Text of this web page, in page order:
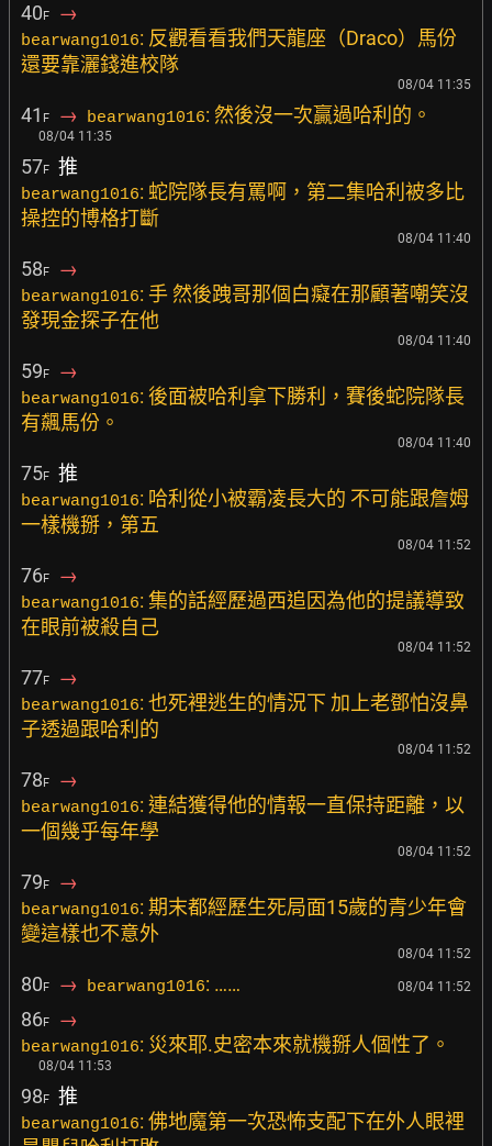
40F →
bearwang1016: 反觀看看我們天龍座（Draco）馬份
還要靠灑錢進校隊
08/04 11:35
41 F → bearwang1016: 然後沒一次贏過哈利的。
08/04 11:35
57F 推
bearwang1016: 蛇院隊長有罵啊，第二集哈利被多比
操控的博格打斷
08/04 11:40
58F →
bearwang1016: 手 然後跩哥那個白癡在那顧著嘲笑沒
發現金探子在他
08/04 11:40
59F →
bearwang1016: 後面被哈利拿下勝利，賽後蛇院隊長
有飆馬份。
08/04 11:40
75F 推
bearwang1016: 哈利從小被霸凌長大的 不可能跟詹姆
一樣機掰，第五
08/04 11:52
76F →
bearwang1016: 集的話經歷過西追因為他的提議導致
在眼前被殺自己
08/04 11:52
77F →
bearwang1016: 也死裡逃生的情況下 加上老鄧怕沒鼻
子透過跟哈利的
08/04 11:52
78F →
bearwang1016: 連結獲得他的情報一直保持距離，以
一個幾乎每年學
08/04 11:52
79F →
bearwang1016: 期末都經歷生死局面15歲的青少年會
變這樣也不意外
08/04 11:52
80F → bearwang1016: …… 08/04 11:52
86F →
bearwang1016: 災來耶.史密本來就機掰人個性了。
08/04 11:53
98F 推
bearwang1016: 佛地魔第一次恐怖支配下在外人眼裡